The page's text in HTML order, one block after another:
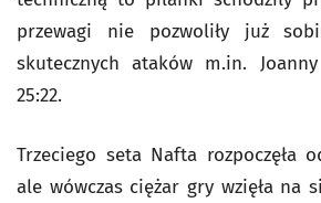
przewagi nie pozwoliły już
skutecznych ataków m.in.
25:22.
Trzeciego seta Nafta rozpoczęła
ale wówczas ciężar gry wzięła na